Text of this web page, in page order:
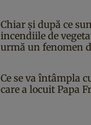
Chiar și după ce
incendiile de
urmă un fenomen
Ce se va întâmpla
care a locuit Papa